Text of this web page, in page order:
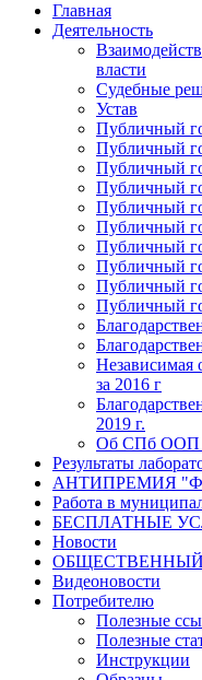
Главная
Деятельность
власти
Судебные
Устав
Публичный
Публичный
Публичный
Публичный
Публичный
Публичный
Публичный
Публичный
Публичный
Публичный
Независимая
за 2016 г
2019 г.
Об СПб ООП
Результаты
АНТИПРЕМИЯ
Работа в
БЕСПЛАТНЫЕ
Новости
ОБЩЕСТВЕННЫЙ
Видеоновости
Потребителю
Полезные
Полезные
Инструкции